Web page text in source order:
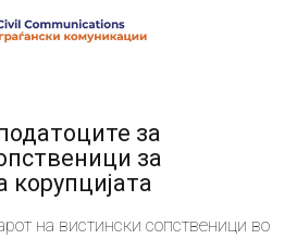
за
за
на вистински сопственици во